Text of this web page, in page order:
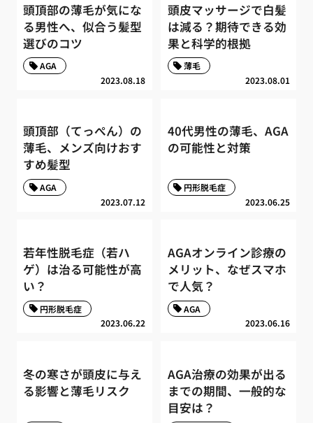
頭頂部の薄毛が気にな
る男性へ、似合う髪型
選びのコツ
2023.08.18
AGA
頭皮マッサージで白髪
は減る？期待できる効
果と科学的根拠
2023.08.01
薄毛
頭頂部（てっぺん）の
薄毛、メンズ向けおす
すめ髪型
2023.07.12
AGA
40代男性の薄毛、AGA
の可能性と対策
2023.06.25
円形脱毛症
若年性脱毛症（若ハ
ゲ）は治る可能性が高
い？
2023.06.22
円形脱毛症
AGAオンライン診療の
メリット、なぜスマホ
で人気？
2023.06.16
AGA
冬の寒さが頭皮に与え
る影響と薄毛リスク
AGA治療の効果が出る
までの期間、一般的な
目安は？